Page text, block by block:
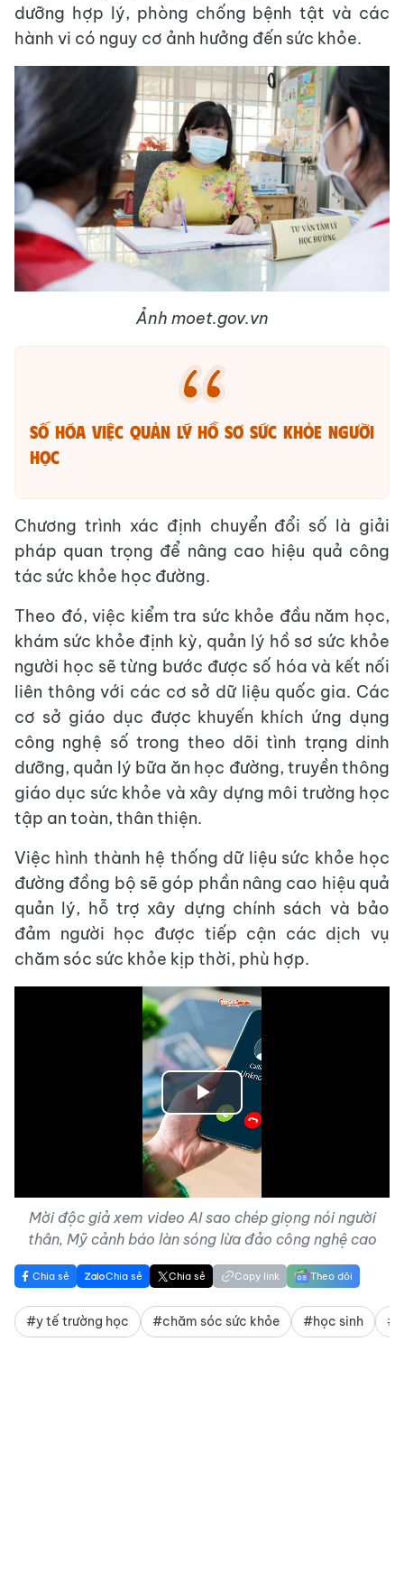
dưỡng hợp lý, phòng chống bệnh tật và các
hành vi có nguy cơ ảnh hưởng đến sức khỏe.
Ảnh moet.gov.vn
Số hóa việc quản lý hồ sơ sức khỏe người
học
Chương trình xác định chuyển đổi số là giải
pháp quan trọng để nâng cao hiệu quả công
tác sức khỏe học đường.
Theo đó, việc kiểm tra sức khỏe đầu năm học,
khám sức khỏe định kỳ, quản lý hồ sơ sức khỏe
người học sẽ từng bước được số hóa và kết nối
liên thông với các cơ sở dữ liệu quốc gia. Các
cơ sở giáo dục được khuyến khích ứng dụng
công nghệ số trong theo dõi tình trạng dinh
dưỡng, quản lý bữa ăn học đường, truyền thông
giáo dục sức khỏe và xây dựng môi trường học
tập an toàn, thân thiện.
Việc hình thành hệ thống dữ liệu sức khỏe học
đường đồng bộ sẽ góp phần nâng cao hiệu quả
quản lý, hỗ trợ xây dựng chính sách và bảo
đảm người học được tiếp cận các dịch vụ
chăm sóc sức khỏe kịp thời, phù hợp.
Play
Video
Mời độc giả xem video AI sao chép giọng nói người
thân, Mỹ cảnh báo làn sóng lừa đảo công nghệ cao
Chia sẻ Chia sẻ Chia sẻ Copy link Theo dõi
#y tế trường học #chăm sóc sức khỏe #học sinh